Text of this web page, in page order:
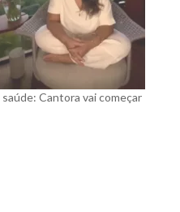
Cantora vai começar